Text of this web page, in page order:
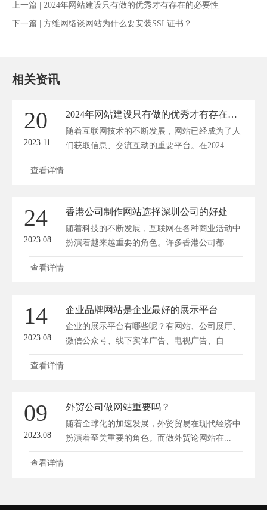
上一篇 | 2024年网站建设只有做的优秀才有存在的必要性
下一篇 | 方维网络谈网站为什么要安装SSL证书？
相关资讯
20
2023.11
2024年网站建设只有做的优秀才有存在的必要性
随着互联网技术的不断发展，网站已经成为了人
们获取信息、交流互动的重要平台。在2024...
查看详情
24
2023.08
香港公司制作网站选择深圳公司的好处
随着科技的不断发展，互联网在各种商业活动中
扮演着越来越重要的角色。许多香港公司都...
查看详情
14
2023.08
企业品牌网站是企业最好的展示平台
企业的展示平台有哪些呢？有网站、公司展厅、
微信公众号、线下实体广告、电视广告、自...
查看详情
09
2023.08
外贸公司做网站重要吗？
随着全球化的加速发展，外贸贸易在现代经济中
扮演着至关重要的角色。而做外贸论网站在...
查看详情